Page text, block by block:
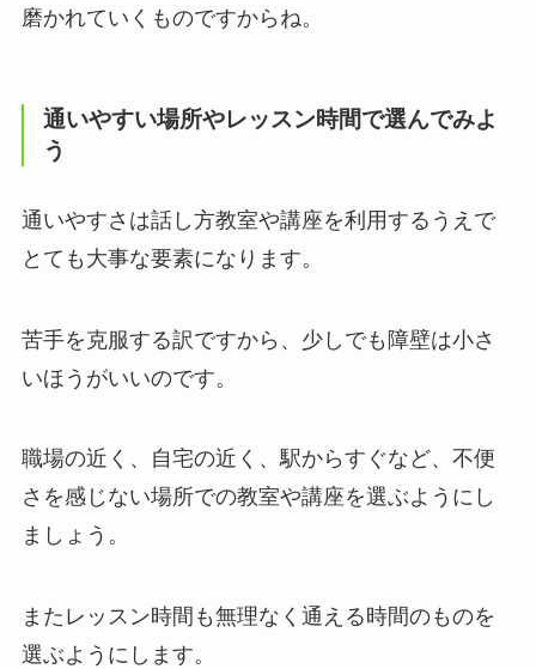
磨かれていくものですからね。
通いやすい場所やレッスン時間で選んでみよ
う
通いやすさは話し方教室や講座を利用するうえで
とても大事な要素になります。
苦手を克服する訳ですから、少しでも障壁は小さ
いほうがいいのです。
職場の近く、自宅の近く、駅からすぐなど、不便
さを感じない場所での教室や講座を選ぶようにし
ましょう。
またレッスン時間も無理なく通える時間のものを
選ぶようにします。